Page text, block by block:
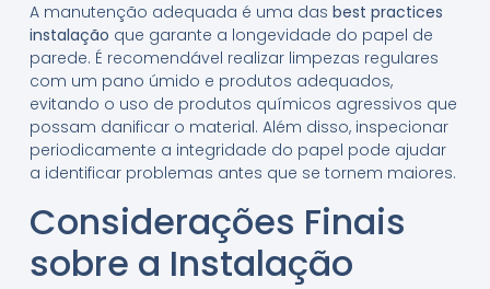
A manutenção adequada é uma das best practices
instalação que garante a longevidade do papel de
parede. É recomendável realizar limpezas regulares
com um pano úmido e produtos adequados,
evitando o uso de produtos químicos agressivos que
possam danificar o material. Além disso, inspecionar
periodicamente a integridade do papel pode ajudar
a identificar problemas antes que se tornem maiores.
Considerações Finais
sobre a Instalação